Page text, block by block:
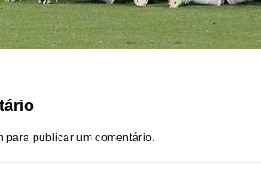
para publicar um comentário.